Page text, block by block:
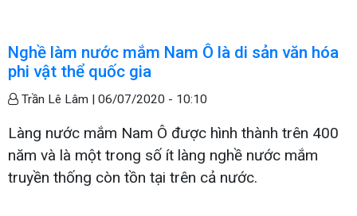
Nghề làm nước mắm Nam Ô là di sản văn hóa
phi vật thể quốc gia
Trần Lê Lâm | 06/07/2020 - 10:10
Làng nước mắm Nam Ô được hình thành trên 400
năm và là một trong số ít làng nghề nước mắm
truyền thống còn tồn tại trên cả nước.